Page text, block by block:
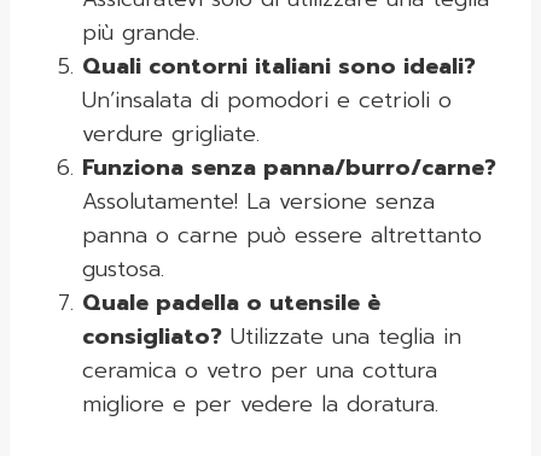
più grande.
Quali contorni italiani sono ideali?
Un’insalata di pomodori e cetrioli o
verdure grigliate.
Funziona senza panna/burro/carne?
Assolutamente! La versione senza
panna o carne può essere altrettanto
gustosa.
Quale padella o utensile è
consigliato? Utilizzate una teglia in
ceramica o vetro per una cottura
migliore e per vedere la doratura.